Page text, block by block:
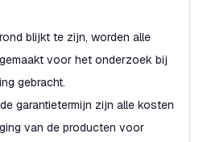
blijkt te zijn, worden alle
voor het onderzoek bij
gebracht.
garantietermijn zijn alle kosten
van de producten voor